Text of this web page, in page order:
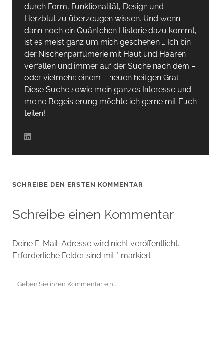
durch Form, Funktionalität, Design und
Herzblut zu überzeugen wissen. Und wenn
dann noch ein Quäntchen Historie dazu kommt,
ist es meist ganz um mich geschehen … Ich bin
der Nischenparfümerie mit Haut und Haaren
verfallen und immer auf der Suche nach dem –
oder vielmehr: einem – neuen heiligen Gral.
Diese Suche sowie mein ganzes Interesse und
meine Begeisterung möchte ich gerne mit Euch
teilen!
SCHREIBE DEN ERSTEN KOMMENTAR
Schreibe einen Kommentar
Deine E-Mail-Adresse wird nicht veröffentlicht.
Erforderliche Felder sind mit * markiert